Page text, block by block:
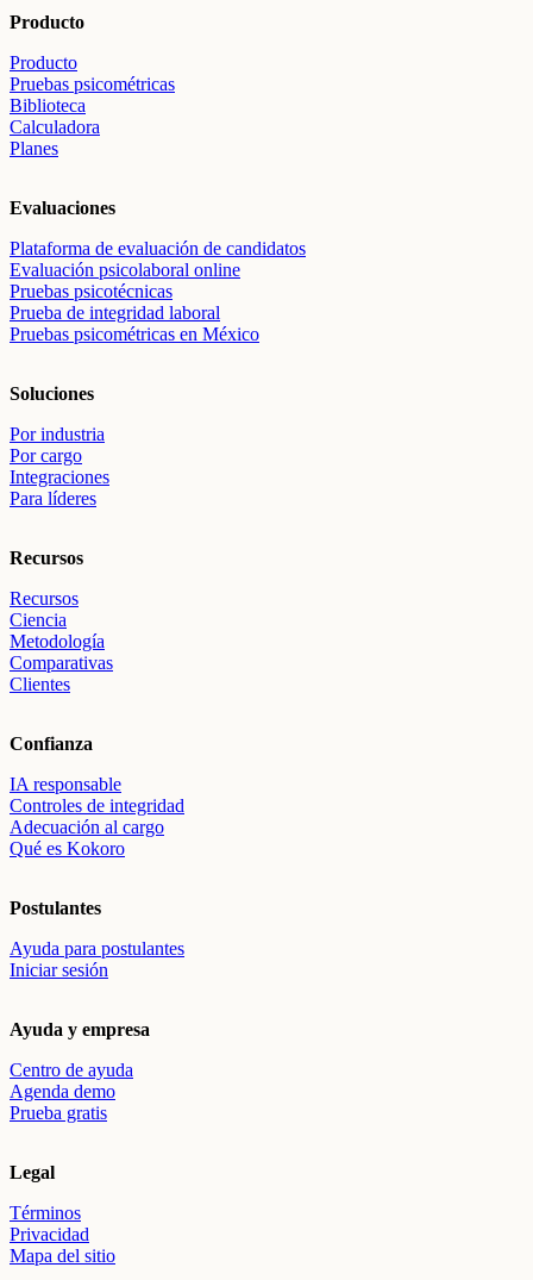
Producto
Producto
Pruebas psicométricas
Biblioteca
Calculadora
Planes
Evaluaciones
Plataforma de evaluación de candidatos
Evaluación psicolaboral online
Pruebas psicotécnicas
Prueba de integridad laboral
Pruebas psicométricas en México
Soluciones
Por industria
Por cargo
Integraciones
Para líderes
Recursos
Recursos
Ciencia
Metodología
Comparativas
Clientes
Confianza
IA responsable
Controles de integridad
Adecuación al cargo
Qué es Kokoro
Postulantes
Ayuda para postulantes
Iniciar sesión
Ayuda y empresa
Centro de ayuda
Agenda demo
Prueba gratis
Legal
Términos
Privacidad
Mapa del sitio